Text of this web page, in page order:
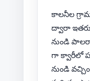
కాలనీల
ద్వారా
నుండి
గా క్వారీలో
నుండి